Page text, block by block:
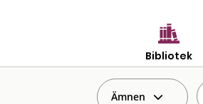
Bibliotek
Ämnen